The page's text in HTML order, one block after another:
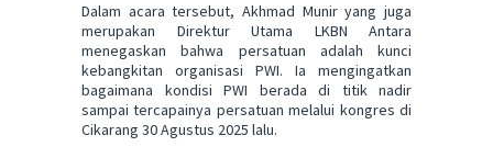
Dalam acara tersebut, Akhmad Munir yang juga
merupakan Direktur Utama LKBN Antara
menegaskan bahwa persatuan adalah kunci
kebangkitan organisasi PWI. Ia mengingatkan
bagaimana kondisi PWI berada di titik nadir
sampai tercapainya persatuan melalui kongres di
Cikarang 30 Agustus 2025 lalu.